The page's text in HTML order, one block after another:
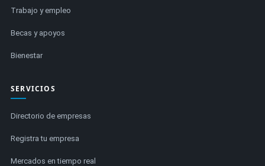
Trabajo y empleo
Becas y apoyos
Bienestar
SERVICIOS
Directorio de empresas
Registra tu empresa
Mercados en tiempo real